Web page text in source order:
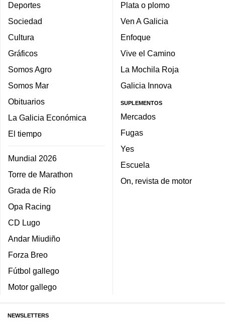
Deportes
Sociedad
Cultura
Gráficos
Somos Agro
Somos Mar
Obituarios
La Galicia Económica
El tiempo
Mundial 2026
Torre de Marathon
Grada de Río
Opa Racing
CD Lugo
Andar Miudiño
Forza Breo
Fútbol gallego
Motor gallego
Plata o plomo
Ven A Galicia
Enfoque
Vive el Camino
La Mochila Roja
Galicia Innova
SUPLEMENTOS
Mercados
Fugas
Yes
Escuela
On, revista de motor
NEWSLETTERS